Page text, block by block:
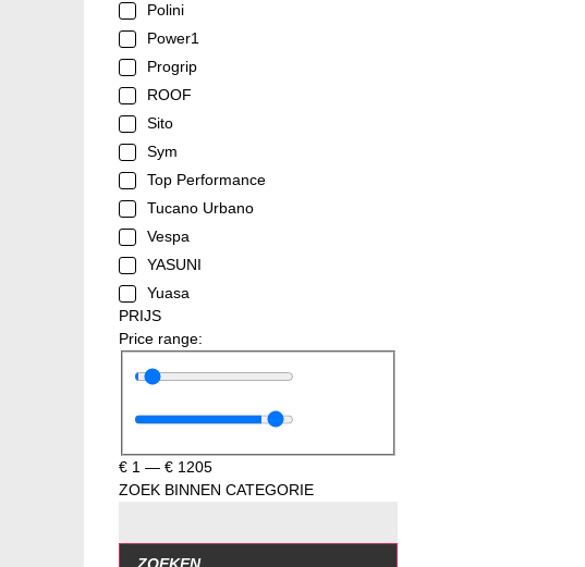
Polini
Power1
Progrip
ROOF
Sito
Sym
Top Performance
Tucano Urbano
Vespa
YASUNI
Yuasa
PRIJS
Price range:
€ 1 — € 1205
ZOEK BINNEN CATEGORIE